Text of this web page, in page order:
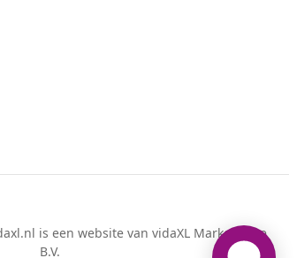
is een website van vidaXL Marketplace
B.V.